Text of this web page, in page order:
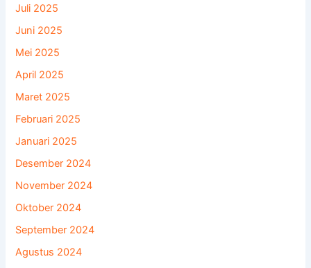
Juli 2025
Juni 2025
Mei 2025
April 2025
Maret 2025
Februari 2025
Januari 2025
Desember 2024
November 2024
Oktober 2024
September 2024
Agustus 2024